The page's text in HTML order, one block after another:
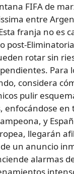
FIFA de
entre
franja no es
post-
rotar sin
Para
considera
pulir
enfocándose en
y
llegarán
un anuncio
alarmas